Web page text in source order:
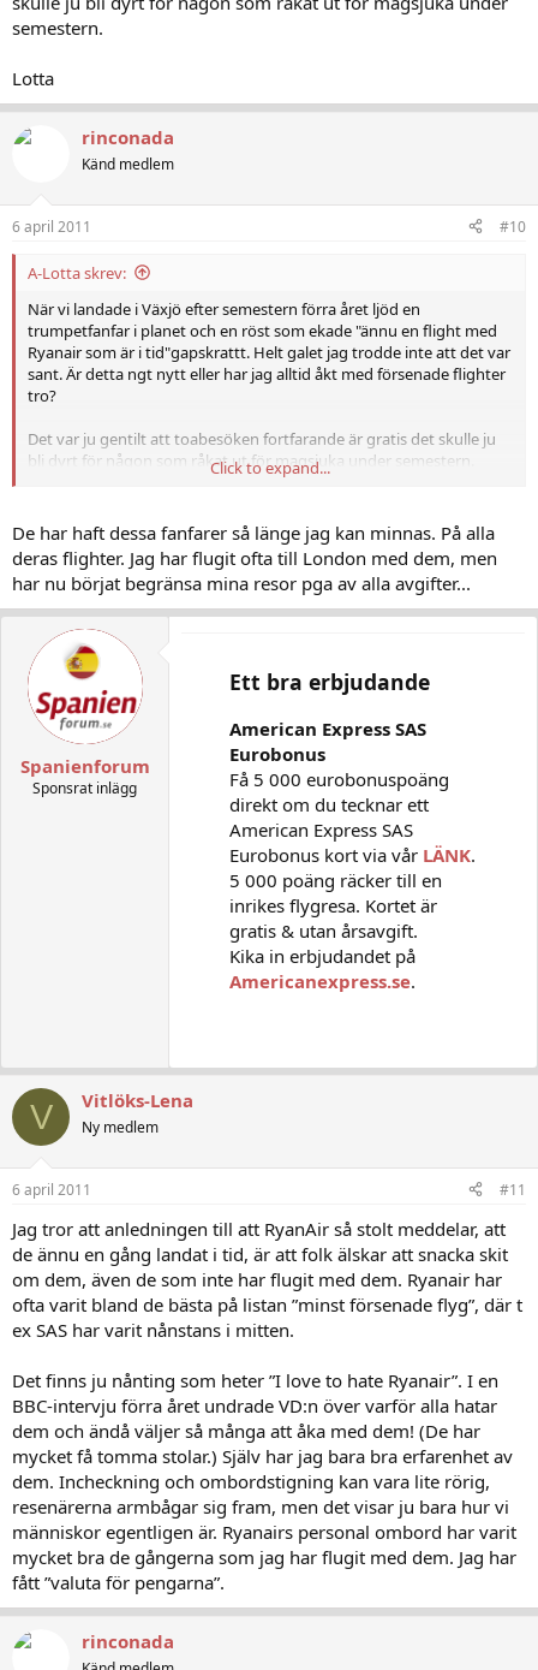
semestern.
Lotta
rinconada
Känd medlem
6 april 2011 #10
A-Lotta skrev:
När vi landade i Växjö efter semestern förra året ljöd en
trumpetfanfar i planet och en röst som ekade "ännu en flight med
Ryanair som är i tid"gapskrattt. Helt galet jag trodde inte att det var
sant. Är detta ngt nytt eller har jag alltid åkt med försenade flighter
tro?
Det var ju gentilt att toabesöken fortfarande är gratis det skulle ju
bli dyrt för någon som råkat ut för magsjuka under semestern.
Click to expand...
De har haft dessa fanfarer så länge jag kan minnas. På alla
deras flighter. Jag har flugit ofta till London med dem, men
har nu börjat begränsa mina resor pga av alla avgifter...
Spanienforum
Sponsrat inlägg
Ett bra erbjudande
American Express SAS
Eurobonus
Få 5 000 eurobonuspoäng
direkt om du tecknar ett
American Express SAS
Eurobonus kort via vår LÄNK.
5 000 poäng räcker till en
inrikes flygresa. Kortet är
gratis & utan årsavgift.
Kika in erbjudandet på
Americanexpress.se.
V Vitlöks-Lena
Ny medlem
6 april 2011 #11
Jag tror att anledningen till att RyanAir så stolt meddelar, att
de ännu en gång landat i tid, är att folk älskar att snacka skit
om dem, även de som inte har flugit med dem. Ryanair har
ofta varit bland de bästa på listan ”minst försenade flyg”, där t
ex SAS har varit nånstans i mitten.
Det finns ju nånting som heter ”I love to hate Ryanair”. I en
BBC-intervju förra året undrade VD:n över varför alla hatar
dem och ändå väljer så många att åka med dem! (De har
mycket få tomma stolar.) Själv har jag bara bra erfarenhet av
dem. Incheckning och ombordstigning kan vara lite rörig,
resenärerna armbågar sig fram, men det visar ju bara hur vi
människor egentligen är. Ryanairs personal ombord har varit
mycket bra de gångerna som jag har flugit med dem. Jag har
fått ”valuta för pengarna”.
rinconada